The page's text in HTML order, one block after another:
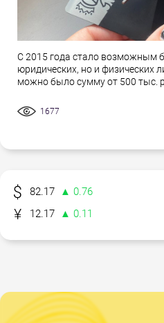
С 2015 года стало возможным
юридических, но и физических
можно было сумму от 500 тыс.
1677
82.17 ▲ 0.76
12.17
▲ 0.11